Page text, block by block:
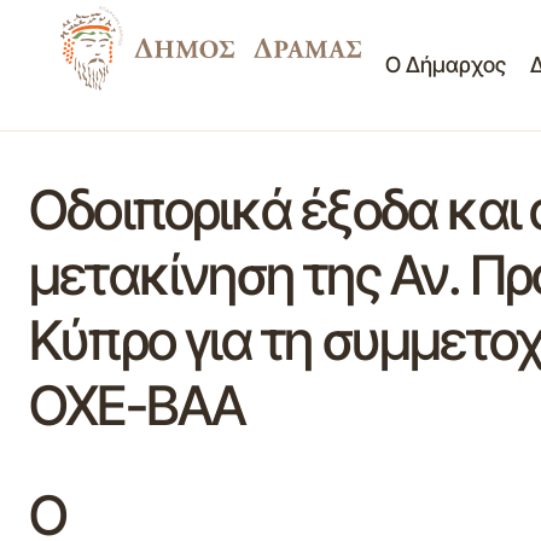
Ο Δήμαρχος
Οδοιπορικά έξοδα
μετακίνηση της Αν.
Κύπρο για τη
ΟΧΕ-ΒΑΑ
Ο